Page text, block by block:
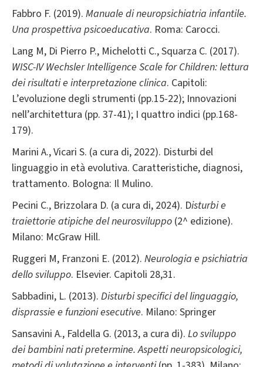
Fabbro F. (2019). Manuale di neuropsichiatria infantile.
Una prospettiva psicoeducativa. Roma: Carocci.
Lang M, Di Pierro P., Michelotti C., Squarza C. (2017).
WISC-IV Wechsler Intelligence Scale for Children: lettura
dei risultati e interpretazione clinica. Capitoli:
L’evoluzione degli strumenti (pp.15-22); Innovazioni
nell’architettura (pp. 37-41); I quattro indici (pp.168-
179).
Marini A., Vicari S. (a cura di, 2022). Disturbi del
linguaggio in età evolutiva. Caratteristiche, diagnosi,
trattamento. Bologna: Il Mulino.
Pecini C., Brizzolara D. (a cura di, 2024). Disturbi e
traiettorie atipiche del neurosviluppo (2^ edizione).
Milano: McGraw Hill.
Ruggeri M, Franzoni E. (2012). Neurologia e psichiatria
dello sviluppo. Elsevier. Capitoli 28,31.
Sabbadini, L. (2013). Disturbi specifici del linguaggio,
disprassie e funzioni esecutive. Milano: Springer
Sansavini A., Faldella G. (2013, a cura di). Lo sviluppo
dei bambini nati pretermine. Aspetti neuropsicologici,